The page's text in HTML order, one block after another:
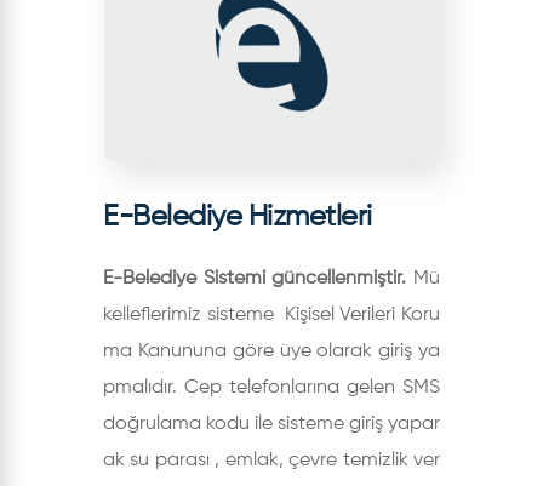
E-Belediye Hizmetleri
E-Belediye Sistemi güncellenmiştir. Mü
kelleflerimiz sisteme Kişisel Verileri Koru
ma Kanununa göre üye olarak giriş ya
pmalıdır. Cep telefonlarına gelen SMS
doğrulama kodu ile sisteme giriş yapar
ak su parası , emlak, çevre temizlik ver